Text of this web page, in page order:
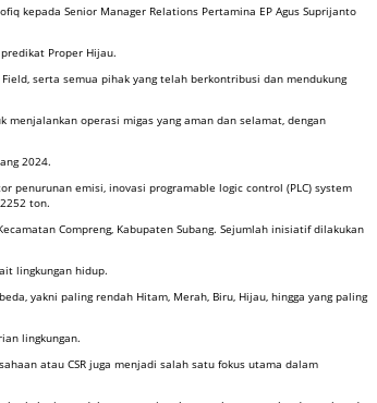
kepada Senior Manager Relations Pertamina EP Agus Suprijanto
Proper Hijau.
serta semua pihak yang telah berkontribusi dan mendukung
operasi migas yang aman dan selamat, dengan
2024.
penurunan emisi, inovasi programable logic control (PLC) system
ton.
Compreng, Kabupaten Subang. Sejumlah inisiatif dilakukan
lingkungan hidup.
yakni paling rendah Hitam, Merah, Biru, Hijau, hingga yang paling
lingkungan.
atau CSR juga menjadi salah satu fokus utama dalam